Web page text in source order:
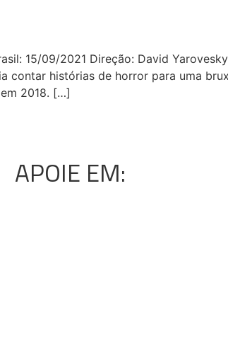
15/09/2021 Direção: David
histórias de horror para uma
2018. […]
APOIE EM: